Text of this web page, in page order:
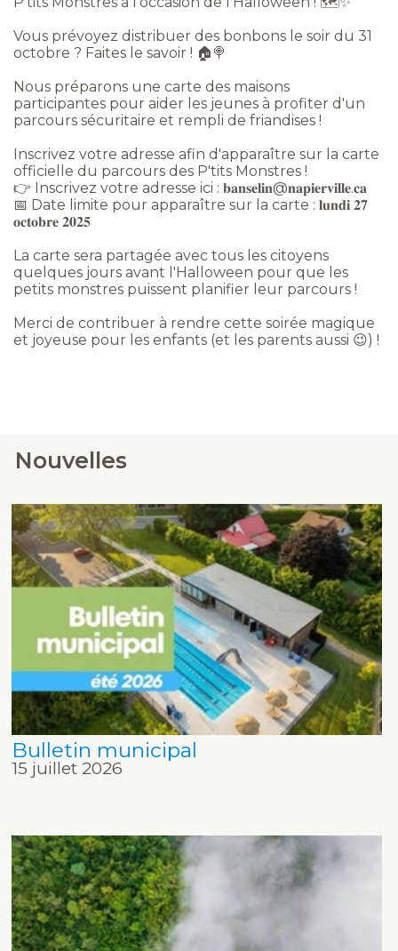
Vous prévoyez distribuer des bonbons le soir du 31
octobre ? Faites le savoir ! 🏠🍭
Nous préparons une carte des maisons
participantes pour aider les jeunes à profiter d'un
parcours sécuritaire et rempli de friandises !
Inscrivez votre adresse afin d'apparaître sur la carte
officielle du parcours des P'tits Monstres !
👉 Inscrivez votre adresse ici : 𝐛𝐚𝐧𝐬𝐞𝐥𝐢𝐧@𝐧𝐚𝐩𝐢𝐞𝐫𝐯𝐢𝐥𝐥𝐞.𝐜𝐚
📅 Date limite pour apparaître sur la carte : 𝐥𝐮𝐧𝐝𝐢 𝟐𝟕
𝐨𝐜𝐭𝐨𝐛𝐫𝐞 𝟐𝟎𝟐𝟓
La carte sera partagée avec tous les citoyens
quelques jours avant l'Halloween pour que les
petits monstres puissent planifier leur parcours !
Merci de contribuer à rendre cette soirée magique
et joyeuse pour les enfants (et les parents aussi 😉) !
Nouvelles
Bulletin municipal
15 juillet 2026